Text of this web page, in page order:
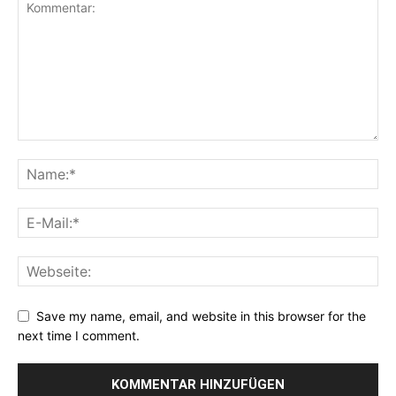
Save my name, email, and website in this browser for the
next time I comment.